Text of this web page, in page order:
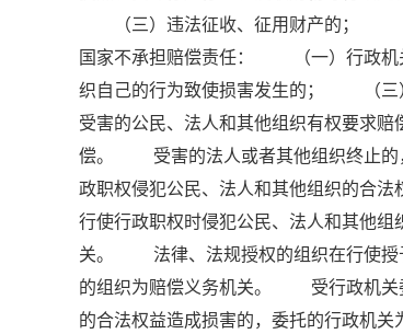
（三）违法征收、征用财产的； （
国家不承担赔偿责任： （一）行政机
织自己的行为致使损害发生的； （
受害的公民、法人和其他组织有权要求
偿。 受害的法人或者其他组织终止的
政职权侵犯公民、法人和其他组织的合
行使行政职权时侵犯公民、法人和其他
关。 法律、法规授权的组织在行使授
的组织为赔偿义务机关。 受行政机关
的合法权益造成损害的，委托的行政机